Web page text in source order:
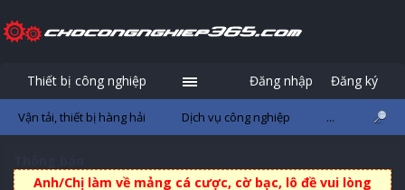
Anh/Chị làm về mảng cá cược, cờ bạc, lô đề vui lòng
Thiết bị công nghiệp
Vận tải, thiết bị hàng hải Dịch vụ công nghiệp ...
Đăng nhập Đăng ký